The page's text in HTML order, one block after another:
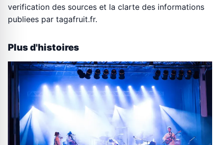
verification des sources et la clarte des informations
publiees par tagafruit.fr.
Plus d'histoires